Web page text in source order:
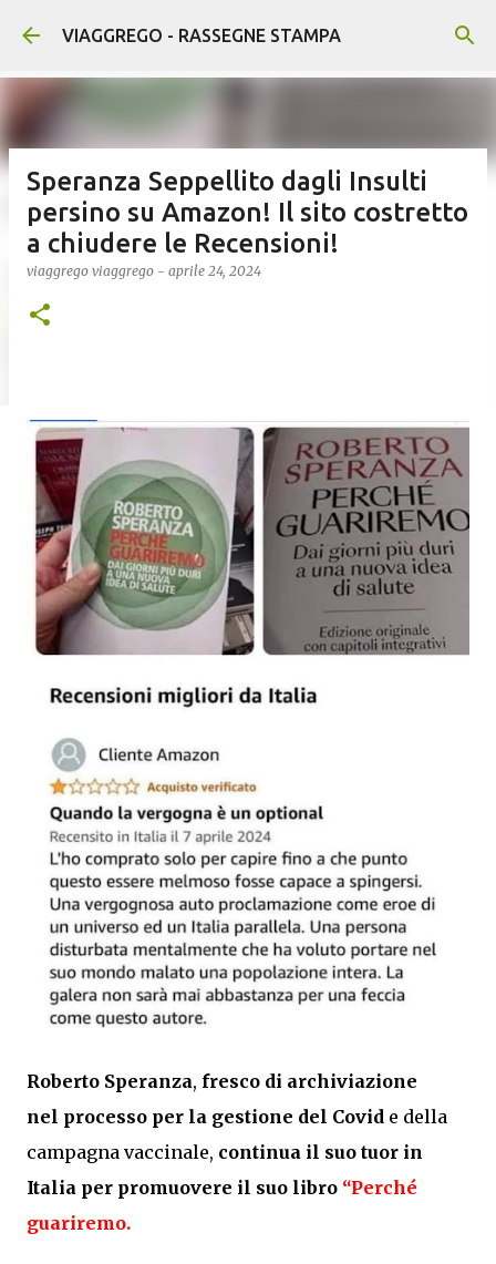
Passa ai contenuti principali
VIAGGREGO - RASSEGNE STAMPA
Speranza Seppellito dagli Insulti
persino su Amazon! Il sito costretto
a chiudere le Recensioni!
viaggrego viaggrego - aprile 24, 2024
Roberto Speranza, fresco di archiviazione
nel processo per la gestione del Covid e della
campagna vaccinale, continua il suo tuor in
Italia per promuovere il suo libro “Perché
guariremo.